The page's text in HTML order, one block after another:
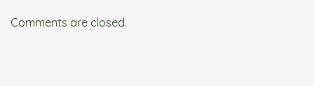
Comments are closed.